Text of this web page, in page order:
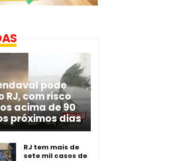
pode
RJ, com risco
acima de 90
próximos dias
RJ tem mais de
sete mil casos de